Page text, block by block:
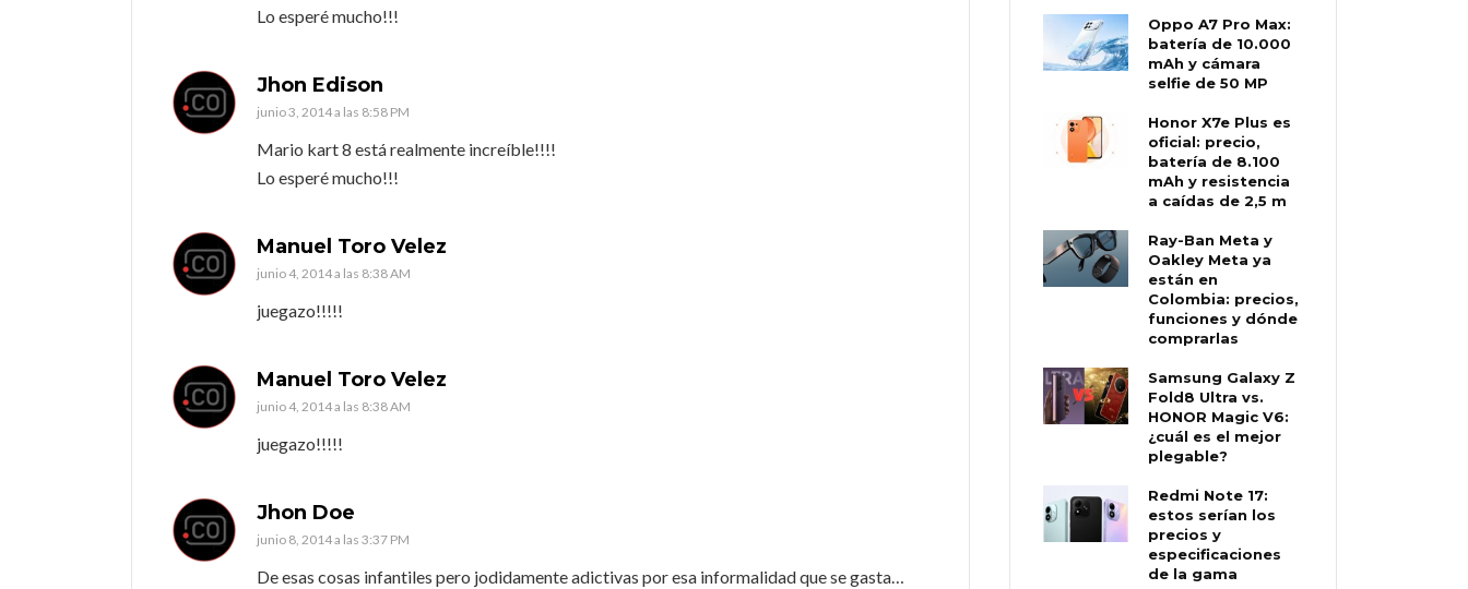
Lo esperé mucho!!!
Jhon Edison
junio 3, 2014 a las 8:58 PM
Mario kart 8 está realmente increíble!!!!
Lo esperé mucho!!!
Manuel Toro Velez
junio 4, 2014 a las 8:38 AM
juegazo!!!!!
Manuel Toro Velez
junio 4, 2014 a las 8:38 AM
juegazo!!!!!
Jhon Doe
junio 8, 2014 a las 3:37 PM
De esas cosas infantiles pero jodidamente adictivas por esa informalidad que se gasta…
Oppo A7 Pro Max:
batería de 10.000
mAh y cámara
selfie de 50 MP
Honor X7e Plus es
oficial: precio,
batería de 8.100
mAh y resistencia
a caídas de 2,5 m
Ray-Ban Meta y
Oakley Meta ya
están en
Colombia: precios,
funciones y dónde
comprarlas
Samsung Galaxy Z
Fold8 Ultra vs.
HONOR Magic V6:
¿cuál es el mejor
plegable?
Redmi Note 17:
estos serían los
precios y
especificaciones
de la gama